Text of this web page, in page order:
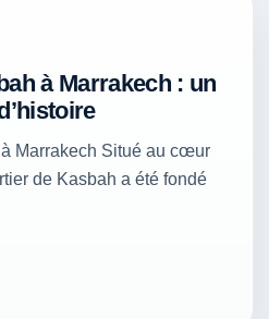
à Marrakech : un
Marrakech Situé au cœur
de Kasbah a été fondé